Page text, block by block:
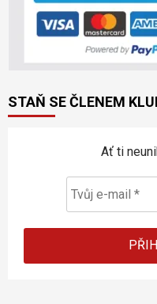
STAŇ SE ČLENEM
Ať ti